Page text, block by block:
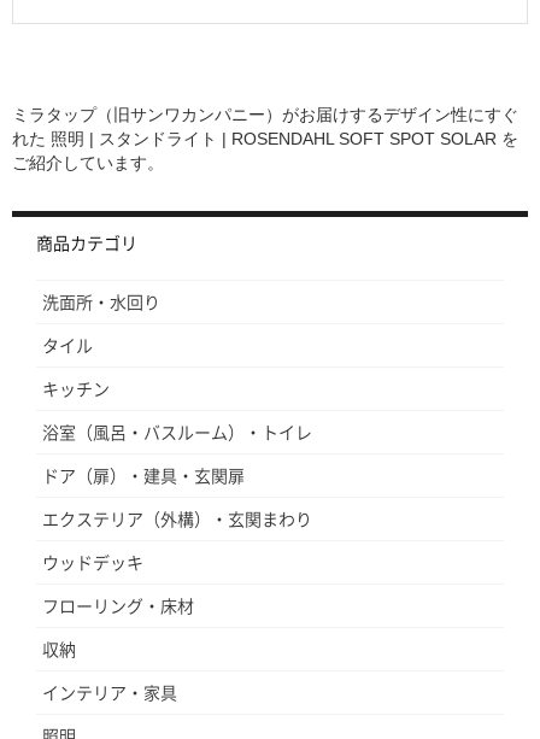
s
r
a
t
i
g
ミラタップ（旧サンワカンパニー）がお届けするデザイン性にすぐ
れた 照明 | スタンドライト | ROSENDAHL SOFT SPOT SOLAR を
ご紹介しています。
商品カテゴリ
洗面所・水回り
タイル
キッチン
浴室（風呂・バスルーム）・トイレ
ドア（扉）・建具・玄関扉
エクステリア（外構）・玄関まわり
ウッドデッキ
フローリング・床材
収納
インテリア・家具